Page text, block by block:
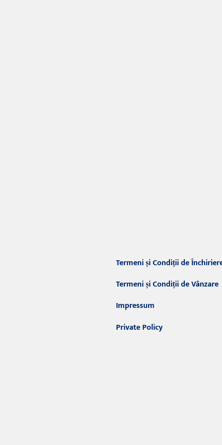
Termeni și Condiții de
Termeni și Condiții de Vânzare
Impressum
Private Policy